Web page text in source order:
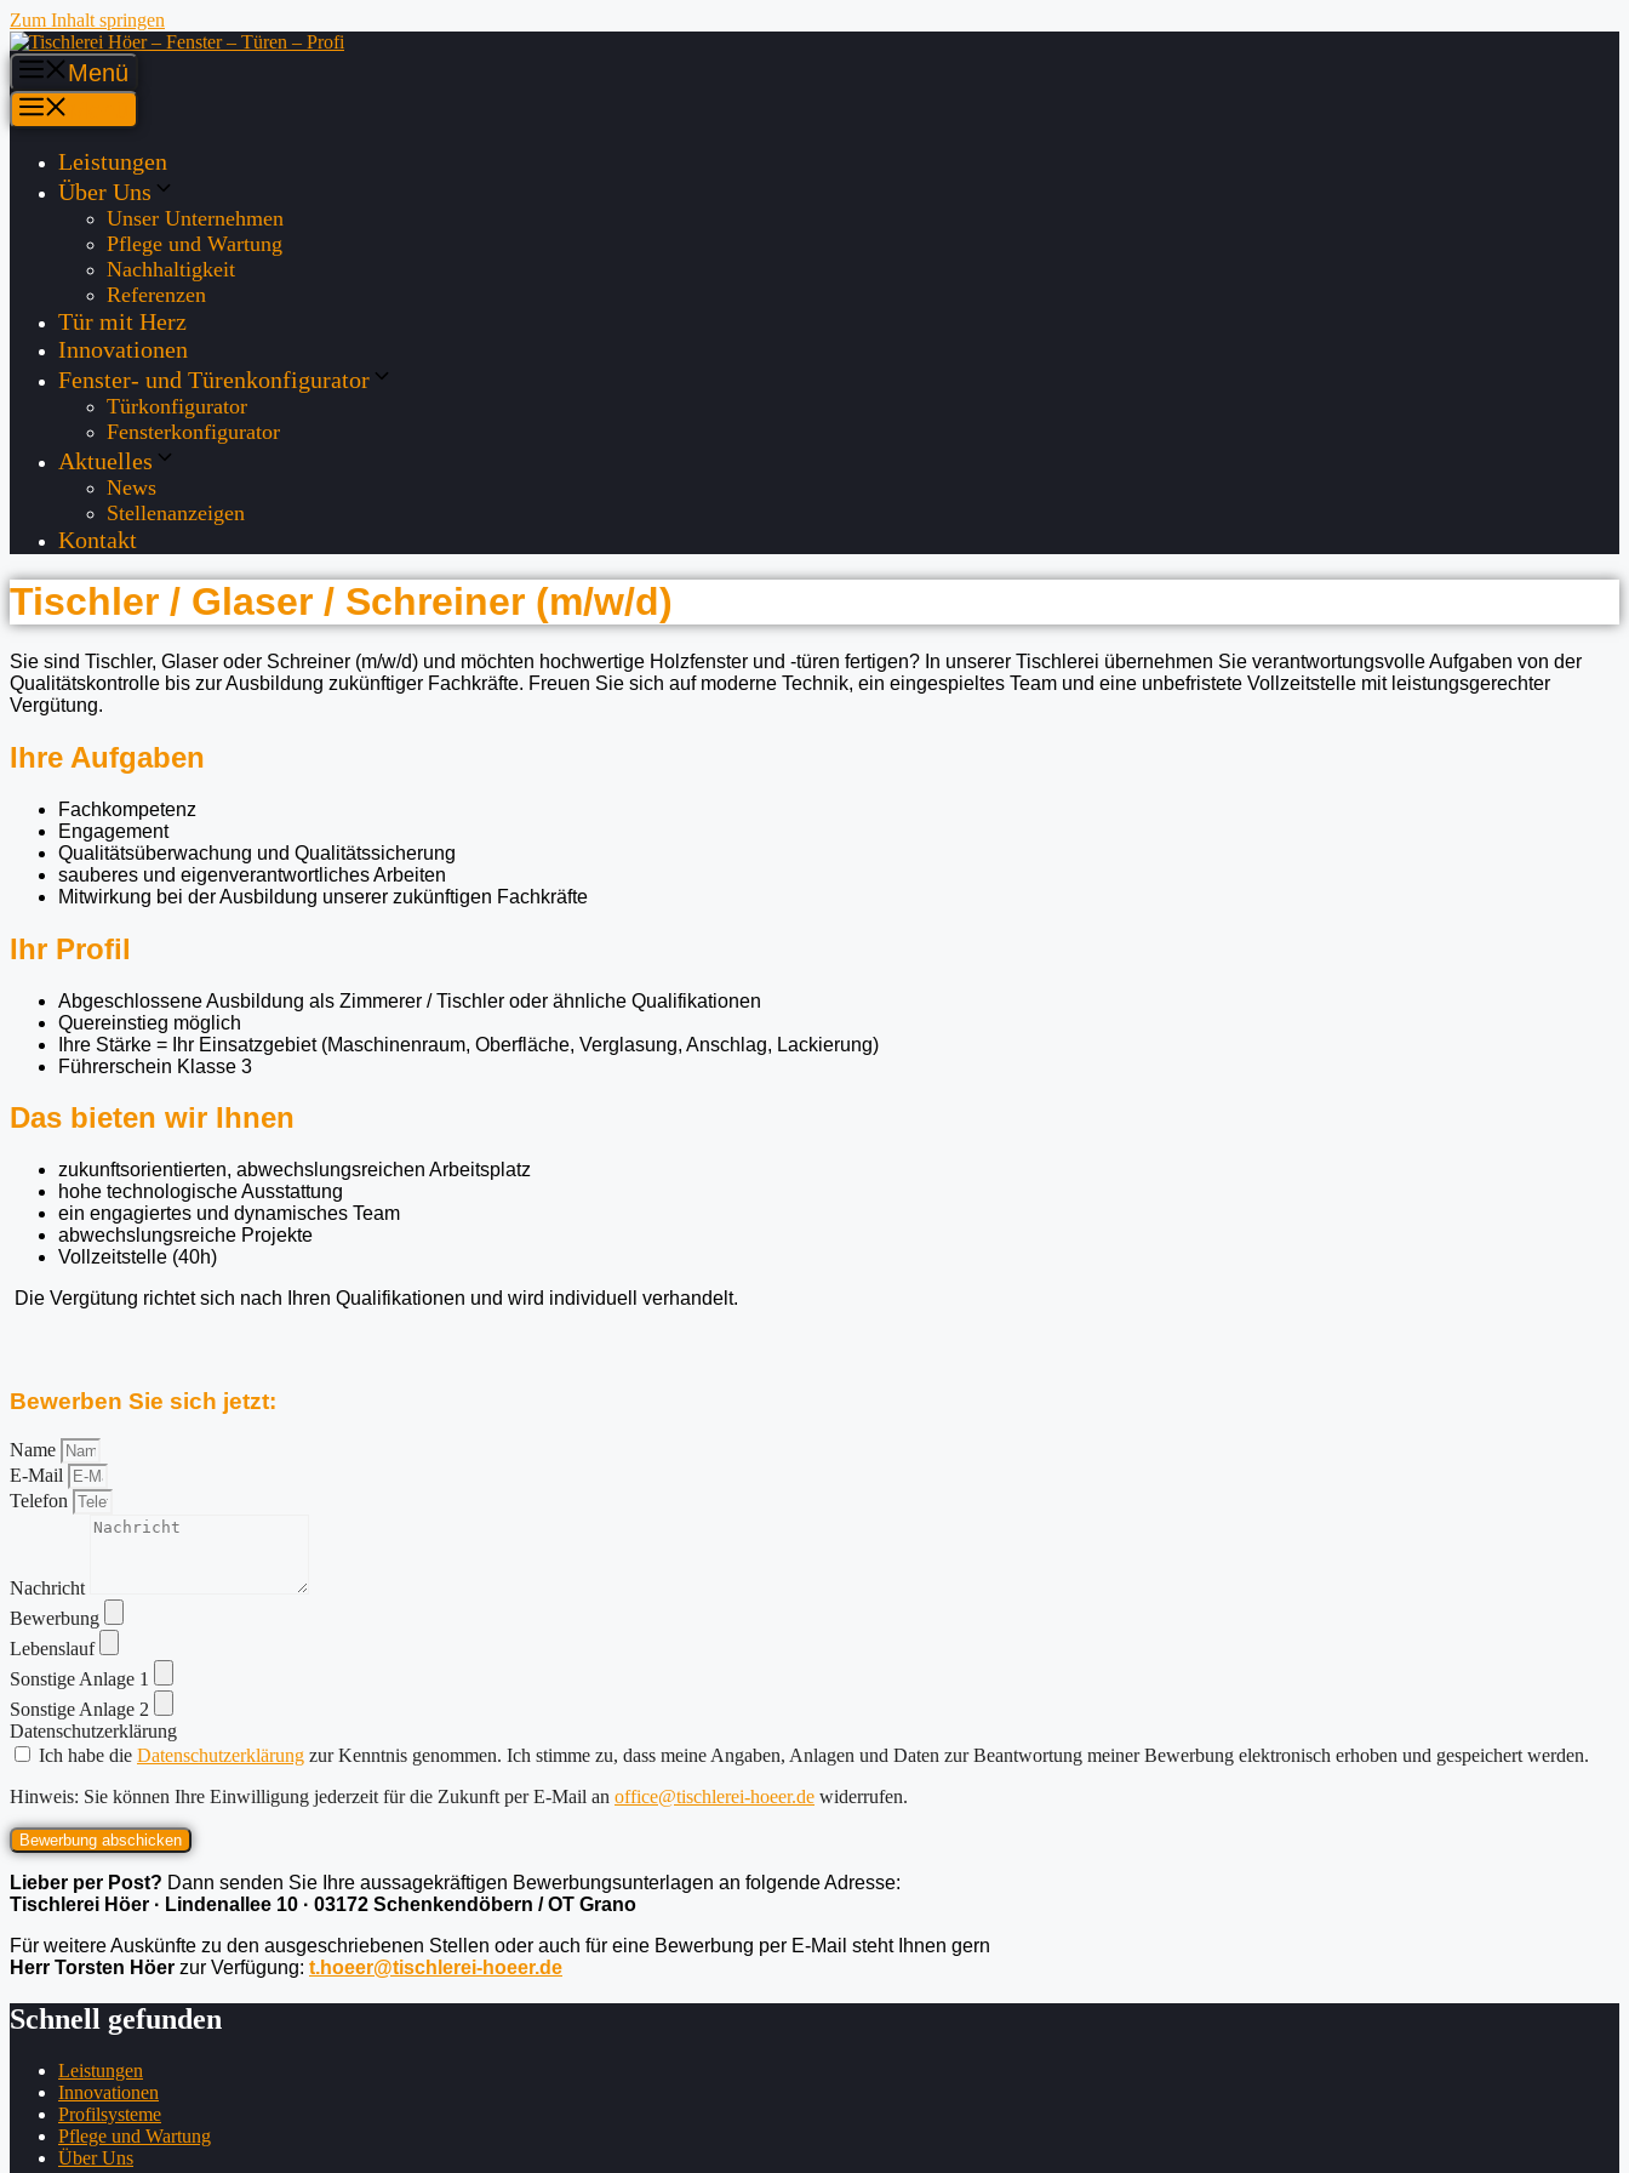
Zum Inhalt springen
Menü
Leistungen
Über Uns
Unser Unternehmen
Pflege und Wartung
Nachhaltigkeit
Referenzen
Tür mit Herz
Innovationen
Fenster- und Türenkonfigurator
Türkonfigurator
Fensterkonfigurator
Aktuelles
News
Stellenanzeigen
Kontakt
Tischler / Glaser / Schreiner (m/w/d)
Sie sind Tischler, Glaser oder Schreiner (m/w/d) und möchten hochwertige Holzfenster und -türen fertigen? In unserer Tischlerei übernehmen Sie verantwortungsvolle Aufgaben von der
Qualitätskontrolle bis zur Ausbildung zukünftiger Fachkräfte. Freuen Sie sich auf moderne Technik, ein eingespieltes Team und eine unbefristete Vollzeitstelle mit leistungsgerechter
Vergütung.
Ihre Aufgaben
Fachkompetenz
Engagement
Qualitätsüberwachung und Qualitätssicherung
sauberes und eigenverantwortliches Arbeiten
Mitwirkung bei der Ausbildung unserer zukünftigen Fachkräfte
Ihr Profil
Abgeschlossene Ausbildung als Zimmerer / Tischler oder ähnliche Qualifikationen
Quereinstieg möglich
Ihre Stärke = Ihr Einsatzgebiet (Maschinenraum, Oberfläche, Verglasung, Anschlag, Lackierung)
Führerschein Klasse 3
Das bieten wir Ihnen
zukunftsorientierten, abwechslungsreichen Arbeitsplatz
hohe technologische Ausstattung
ein engagiertes und dynamisches Team
abwechslungsreiche Projekte
Vollzeitstelle (40h)
Die Vergütung richtet sich nach Ihren Qualifikationen und wird individuell verhandelt.
Bewerben Sie sich jetzt:
Name
E-Mail
Telefon
Nachricht
Bewerbung
Lebenslauf
Sonstige Anlage 1
Sonstige Anlage 2
Datenschutzerklärung
Ich habe die Datenschutzerklärung zur Kenntnis genommen. Ich stimme zu, dass meine Angaben, Anlagen und Daten zur Beantwortung meiner Bewerbung elektronisch erhoben und gespeichert werden.
Hinweis: Sie können Ihre Einwilligung jederzeit für die Zukunft per E-Mail an office@tischlerei-hoeer.de widerrufen.
Bewerbung abschicken
Lieber per Post? Dann senden Sie Ihre aussagekräftigen Bewerbungsunterlagen an folgende Adresse:
Tischlerei Höer · Lindenallee 10 · 03172 Schenkendöbern / OT Grano
Für weitere Auskünfte zu den ausgeschriebenen Stellen oder auch für eine Bewerbung per E-Mail steht Ihnen gern
Herr Torsten Höer zur Verfügung: t.hoeer@tischlerei-hoeer.de
Schnell gefunden
Leistungen
Innovationen
Profilsysteme
Pflege und Wartung
Über Uns